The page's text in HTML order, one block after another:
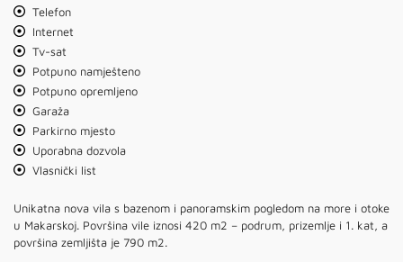
Telefon
Internet
Tv-sat
Potpuno namješteno
Potpuno opremljeno
Garaža
Parkirno mjesto
Uporabna dozvola
Vlasnički list
Unikatna nova vila s bazenom i panoramskim pogledom na more i otoke
u Makarskoj. Površina vile iznosi 420 m2 – podrum, prizemlje i 1. kat, a
površina zemljišta je 790 m2.